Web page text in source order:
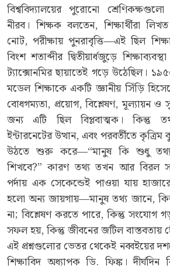
বিশ্ববিদ্যালয়ের পুরোনো
নীরব। শিক্ষক বলতেন, শিক্ষার্থীরা
নোট, পরীক্ষায় পুনরাবৃত্তি—এই ছিল
বিংশ শতাব্দীর দ্বিতীয়ার্ধজুড়ে
ট্যাক্সোনমির ছায়াতেই গড়ে উঠেছিল।
মডেল শিক্ষাকে একটি জ্ঞানীয় সিঁড়ি
বোধগম্যতা, প্রয়োগ, বিশ্লেষণ, মূল্যায়ন ও
জন্য এটি ছিল বিপ্লবাত্মক। কিন্তু
ইন্টারনেটের উত্থান, এবং পরবর্তীতে কৃত্রিম
উঠতে শুরু করে—“মানুষ কি শুধু
শিখবে?” কারণ তথ্য তখন আর বিরল
পর্দায় এক সেকেন্ডেই পাওয়া যায়
হলো অন্য জায়গায়—মানুষ তথ্য জানে,
না; বিশ্লেষণ করতে পারে, কিন্তু সংযোগ
সফল হয়, কিন্তু জীবনের জটিল বাস্তবতায়
এই প্রশ্নগুলোর ভেতর থেকেই নব্বইয়ের
শিক্ষাবিদ অধ্যাপক ডি. ফিঙ্ক। দীর্ঘদিন